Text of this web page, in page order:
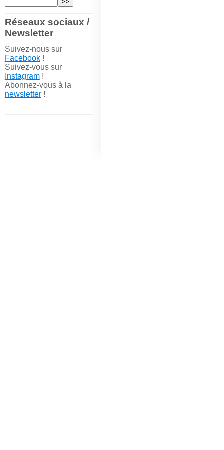
Réseaux sociaux /
Newsletter
Suivez-nous sur
Facebook!
Suivez-vous sur
Instagram!
Abonnez-vous à la
newsletter!